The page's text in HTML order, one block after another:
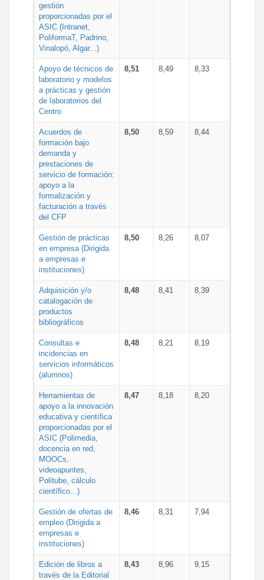
gestión
proporcionadas por el
ASIC (Intranet,
PoliformaT, Padrino,
Vinalopó, Algar...)
Apoyo de técnicos de
laboratorio y modelos
a prácticas y gestión
de laboratorios del
Centro
8,51 8,49 8,33
Acuerdos de
formación bajo
demanda y
prestaciones de
servicio de formación:
apoyo a la
formalización y
facturación a través
del CFP
8,50 8,59 8,44
Gestión de prácticas
en empresa (Dirigida
a empresas e
instituciones)
8,50 8,26 8,07
Adquisición y/o
catalogación de
productos
bibliográficos
8,48 8,41 8,39
Consultas e
incidencias en
servicios informáticos
(alumnos)
8,48 8,21 8,19
Herramientas de
apoyo a la innovación
educativa y científica
proporcionadas por el
ASIC (Polimedia,
docencia en red,
MOOCs,
videoapuntes,
Politube, cálculo
científico...)
8,47 8,18 8,20
Gestión de ofertas de
empleo (Dirigida a
empresas e
instituciones)
8,46 8,31 7,94
Edición de libros a
través de la Editorial
8,43 8,96 9,15